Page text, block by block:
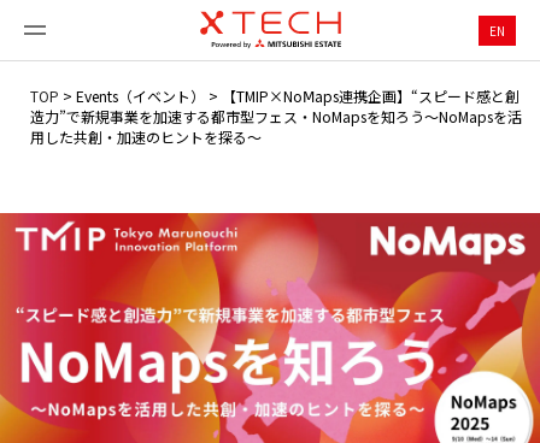
EN
TOP > Events（イベント） >
【TMIP×NoⅯaps連携企画】“スピード感と創
造力”で新規事業を加速する都市型フェス・NoMapsを知ろう～NoMapsを活
用した共創・加速のヒントを探る～